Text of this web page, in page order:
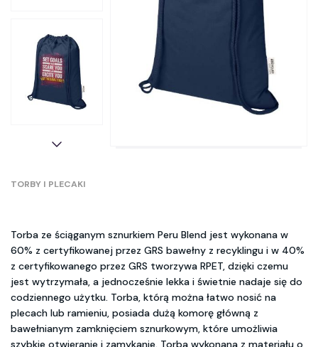
TORBY I PLECAKI
Torba ze ściąganym sznurkiem Peru Blend jest wykonana w
60% z certyfikowanej przez GRS bawełny z recyklingu i w 40%
z certyfikowanego przez GRS tworzywa RPET, dzięki czemu
jest wytrzymała, a jednocześnie lekka i świetnie nadaje się do
codziennego użytku. Torba, którą można łatwo nosić na
plecach lub ramieniu, posiada dużą komorę główną z
bawełnianym zamknięciem sznurkowym, które umożliwia
szybkie otwieranie i zamykanie. Torba wykonana z materiału o